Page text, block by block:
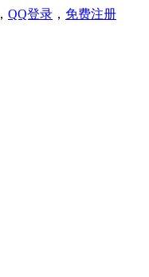
， QQ登录 ， 免费注册